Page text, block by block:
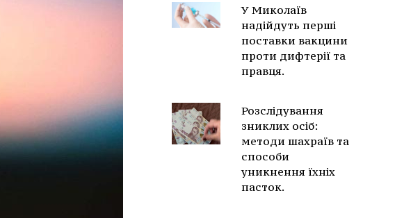
У Миколаїв
надійдуть перші
поставки вакцини
проти дифтерії та
правця.
Розслідування
зниклих осіб:
методи шахраїв та
способи
уникнення їхніх
пасток.